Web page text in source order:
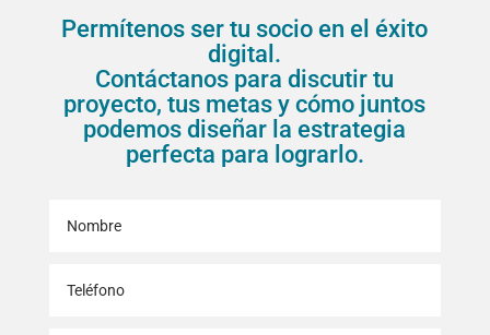
Permítenos ser tu socio en el éxito
digital.
Contáctanos para discutir tu
proyecto, tus metas y cómo juntos
podemos diseñar la estrategia
perfecta para lograrlo.